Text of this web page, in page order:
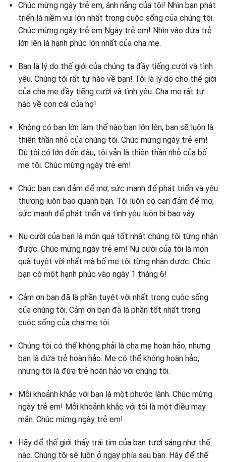
Chúc mừng ngày trẻ em, ánh nắng của tôi! Nhìn bạn phát
triển là niềm vui lớn nhất trong cuộc sống của chúng tôi.
Chúc mừng ngày trẻ em Ngày trẻ em! Nhìn vào đứa trẻ
lớn lên là hạnh phúc lớn nhất của cha mẹ.
Bạn là lý do thế giới của chúng ta đầy tiếng cười và tình
yêu. Chúng tôi rất tự hào về bạn! Tôi là lý do cho thế giới
của cha mẹ đầy tiếng cười và tình yêu. Cha mẹ rất tự
hào về con cái của họ!
Không có bạn lớn làm thế nào bạn lớn lên, bạn sẽ luôn là
thiên thần nhỏ của chúng tôi. Chúc mừng ngày trẻ em!
Dù tôi có lớn đến đâu, tôi vẫn là thiên thần nhỏ của bố
mẹ tôi. Chúc mừng ngày trẻ em!
Chúc bạn can đảm để mơ, sức mạnh để phát triển và yêu
thương luôn bao quanh bạn. Tôi luôn có can đảm để mơ,
sức mạnh để phát triển và tình yêu luôn bị bao vây.
Nụ cười của bạn là món quà tốt nhất chúng tôi từng nhận
được. Chúc mừng ngày trẻ em! Nụ cười của tôi là món
quà tuyệt vời nhất mà bố mẹ tôi từng nhận được. Chúc
bạn có một hạnh phúc vào ngày 1 tháng 6!
Cảm ơn bạn đã là phần tuyệt vời nhất trong cuộc sống
của chúng tôi. Cảm ơn bạn đã là phần tốt nhất trong
cuộc sống của cha mẹ tôi.
Chúng tôi có thể không phải là cha mẹ hoàn hảo, nhưng
bạn là đứa trẻ hoàn hảo. Mẹ có thể không hoàn hảo,
nhưng tôi là đứa trẻ hoàn hảo với chúng tôi.
Mỗi khoảnh khắc với bạn là một phước lành. Chúc mừng
ngày trẻ em! Mỗi khoảnh khắc với tôi là một điều may
mắn. Chúc mừng ngày trẻ em!
Hãy để thế giới thấy trái tim của bạn tươi sáng như thế
nào. Chúng tôi sẽ luôn ở ngay phía sau bạn. Hãy để thế